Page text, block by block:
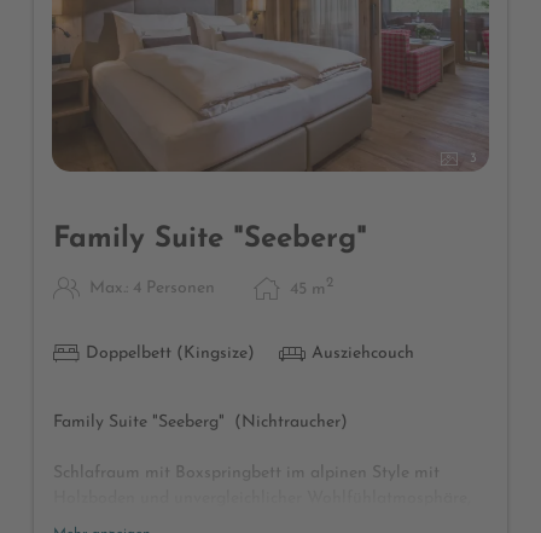
3
Family Suite "Seeberg"
Max.: 4 Personen 45 m 2
Doppelbett (Kingsize) Ausziehcouch
Family Suite "Seeberg" (Nichtraucher)
Schlafraum mit Boxspringbett im alpinen Style mit
separates Wohnzimmer mit Kuschelcouch, Schreibtisch